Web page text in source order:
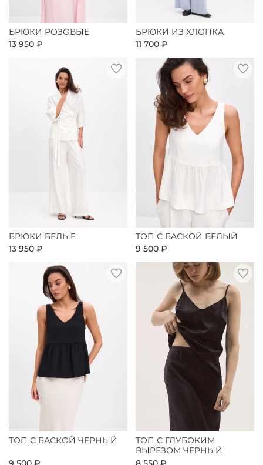
БРЮКИ РОЗОВЫЕ
13 950 ₽
БРЮКИ ИЗ ХЛОПКА
11 700 ₽
БРЮКИ БЕЛЫЕ
13 950 ₽
ТОП С БАСКОЙ БЕЛЫЙ
9 500 ₽
ТОП С БАСКОЙ ЧЕРНЫЙ
ТОП С ГЛУБОКИМ
ВЫРЕЗОМ ЧЕРНЫЙ